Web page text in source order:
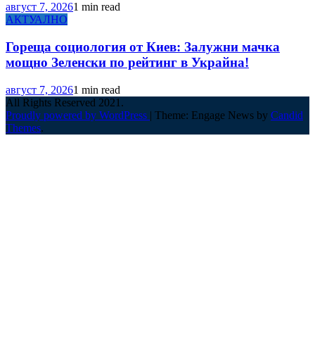
август 7, 20261 min read
АКТУАЛНО
Гореща социология от Киев: Залужни мачка
мощно Зеленски по рейтинг в Украйна!
август 7, 20261 min read
All Rights Reserved 2021.
Proudly powered by WordPress | Theme: Engage News by Candid
Themes.